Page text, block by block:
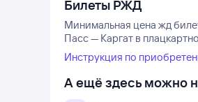
Билеты РЖД
Минимальная цена жд
Пасс — Каргат в
Инструкция по
А ещё здесь можно